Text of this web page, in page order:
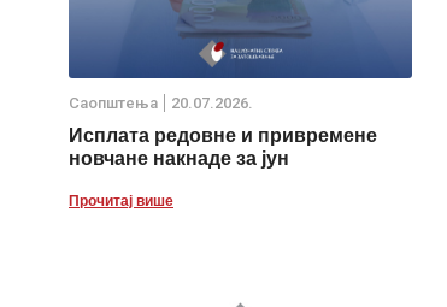
Саопштења 20.07.2026.
Исплата редовне и привремене
новчане накнаде за јун
Прочитај више